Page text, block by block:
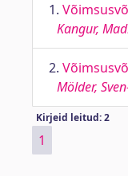
1.
Kangur,
2.
Mölder,
Kirjeid leitud: 2
1